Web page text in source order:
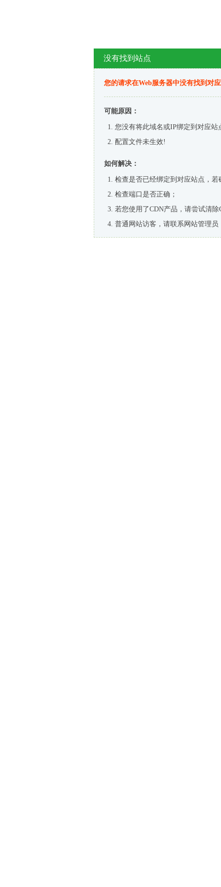
没有找到站点
您的请求在Web服务器中没有找到对
可能原因：
您没有将此域名或IP绑定到对应站
配置文件未生效!
如何解决：
检查是否已经绑定到对应站点，
检查端口是否正确；
若您使用了CDN产品，请尝试清除
普通网站访客，请联系网站管理员